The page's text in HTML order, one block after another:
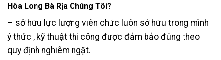
Hòa Long Bà Rịa Chúng Tôi?
– sở hữu lực lượng viên chức luôn sở hữu trong mình
ý thức , kỹ thuật thi công được đảm bảo đúng theo
quy định nghiêm ngặt.